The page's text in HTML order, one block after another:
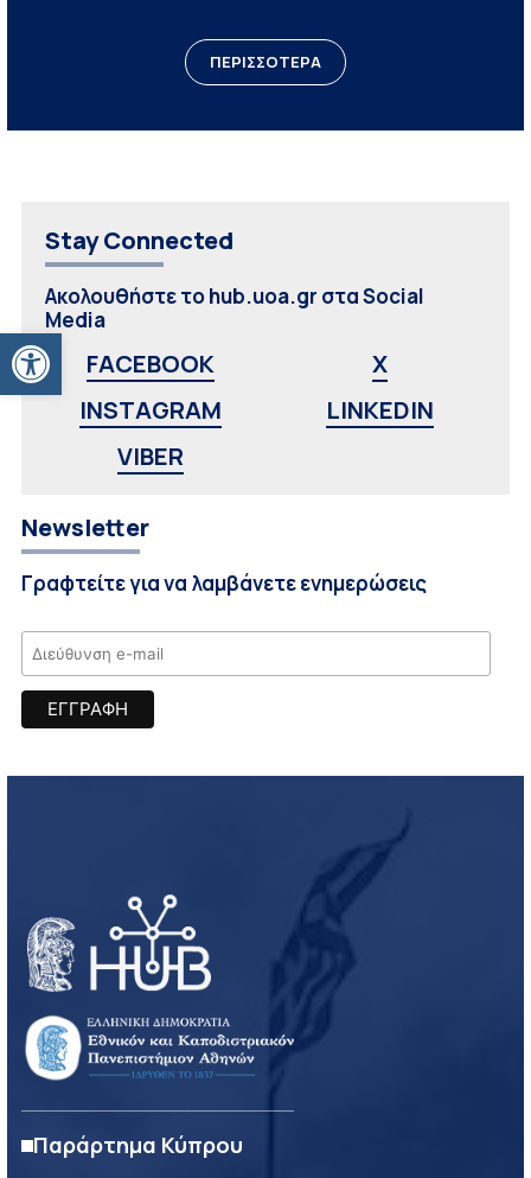
Ανοίξτε τη γραμμή εργαλείων
ΠΕΡΙΣΣΟΤΕΡΑ
Stay Connected
Ακολουθήστε το hub.uoa.gr στα Social
Media
FACEBOOK
X
INSTAGRAM
LINKEDIN
VIBER
Newsletter
Γραφτείτε για να λαμβάνετε ενημερώσεις
Παράρτημα Κύπρου